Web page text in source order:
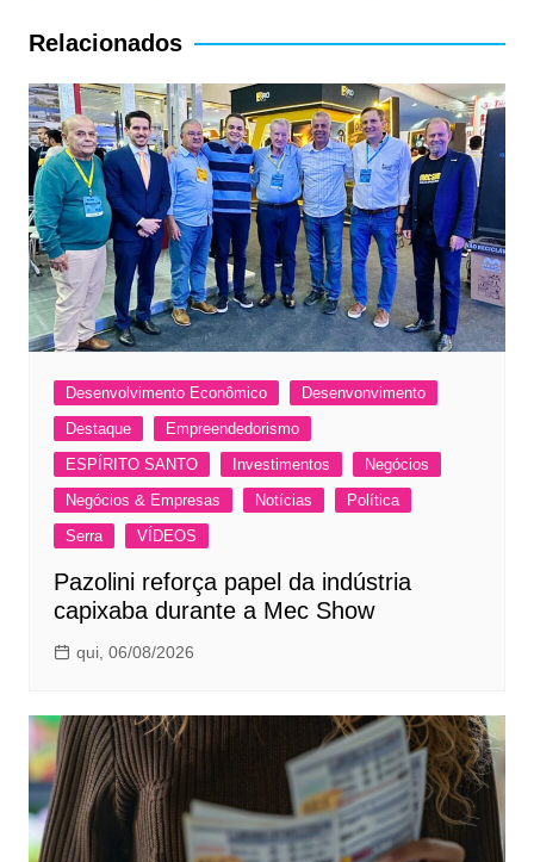
Post
Relacionados
Desenvolvimento Econômico
Desenvonvimento
Destaque
Empreendedorismo
ESPÍRITO SANTO
Investimentos
Negócios
Negócios & Empresas
Notícias
Política
Serra
VÍDEOS
Pazolini reforça papel da indústria
capixaba durante a Mec Show
qui, 06/08/2026